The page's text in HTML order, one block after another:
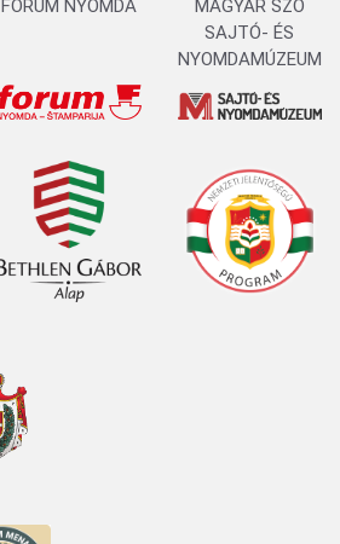
FORUM NYOMDA
MAGYAR SZÓ
SAJTÓ- ÉS
NYOMDAMÚZEUM